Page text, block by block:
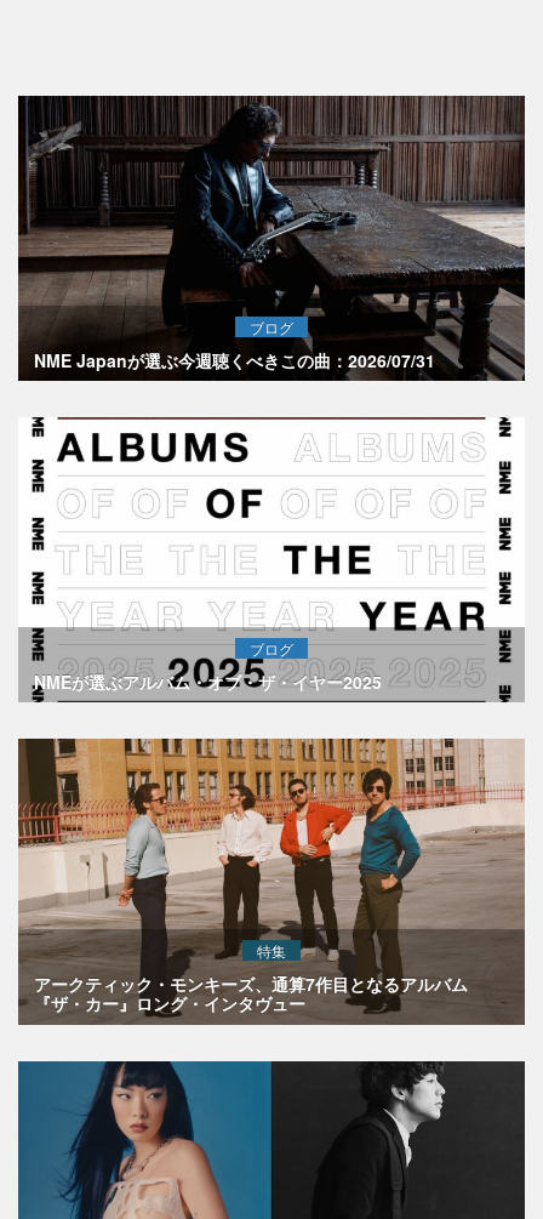
ブログ
NME Japanが選ぶ今週聴くべきこの曲：2026/07/31
ブログ
NMEが選ぶアルバム・オブ・ザ・イヤー2025
特集
アークティック・モンキーズ、通算7作目となるアルバム
『ザ・カー』ロング・インタヴュー